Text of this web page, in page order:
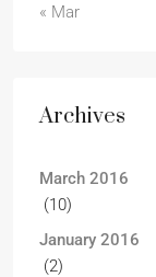
« Mar
Archives
March 2016
(10)
January 2016
(2)